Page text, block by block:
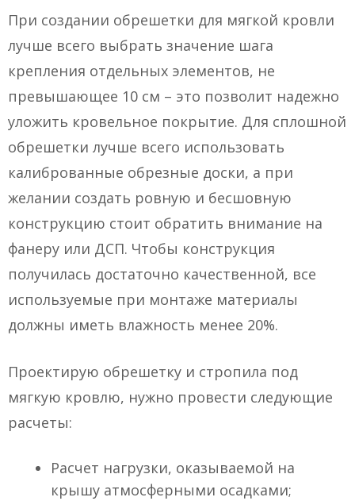
При создании обрешетки для мягкой кровли
лучше всего выбрать значение шага
крепления отдельных элементов, не
превышающее 10 см – это позволит надежно
уложить кровельное покрытие. Для сплошной
обрешетки лучше всего использовать
калиброванные обрезные доски, а при
желании создать ровную и бесшовную
конструкцию стоит обратить внимание на
фанеру или ДСП. Чтобы конструкция
получилась достаточно качественной, все
используемые при монтаже материалы
должны иметь влажность менее 20%.
Проектирую обрешетку и стропила под
мягкую кровлю, нужно провести следующие
расчеты:
Расчет нагрузки, оказываемой на
крышу атмосферными осадками;